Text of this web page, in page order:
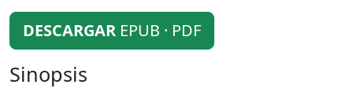
DESCARGAR EPUB · PDF
Sinopsis